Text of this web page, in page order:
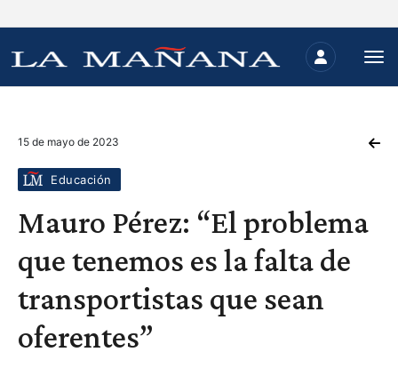
15 de mayo de 2023
Educación
Mauro Pérez: “El problema
que tenemos es la falta de
transportistas que sean
oferentes”